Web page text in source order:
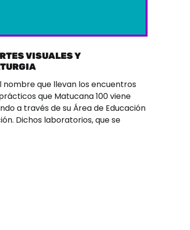
VISUALES Y
nombre que llevan los encuentros
que Matucana 100 viene
a través de su Área de Educación
Dichos laboratorios, que se